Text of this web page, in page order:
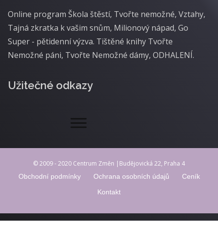
Online program Škola štěstí, Tvořte nemožné, Vztahy,
Tajná zkratka k vašim snům, Milionový nápad, Go
Super - pětidenní výzva. Tištěné knihy Tvořte
Nemožné páni, Tvořte Nemožné dámy, ODHALENÍ.
Užitečné odkazy
© 2009 - 2020 Centrum Změn |Budějovická 22, Praha 4
Obchodní podmínky Ochrana osobních údajů
Ceník
Kontakt